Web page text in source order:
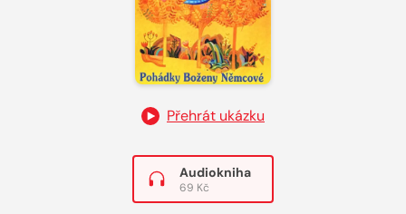
Přehrát ukázku
Audiokniha
69 Kč